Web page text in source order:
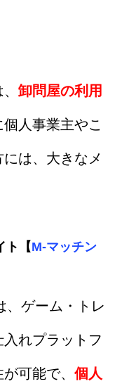
卸問屋の利用
人事業主やこ
は、大きなメ
ト【M-マッチン
、ゲーム・トレ
れプラットフ
可能で、 個人